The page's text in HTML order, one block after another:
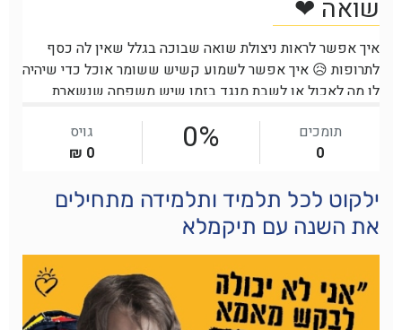
ילקוט לכל תלמיד ותלמידה מתחילים
את השנה עם תיקמלא